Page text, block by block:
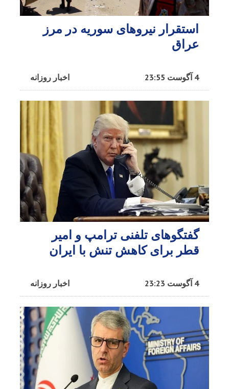
استقرار نیروهای سوریه در مرز
عراق
اخبار روزانه 4 آگوست 23:55
گفتگوهای تلفنی ترامپ و امیر
قطر برای کاهش تنش با ایران​
اخبار روزانه 4 آگوست 23:23